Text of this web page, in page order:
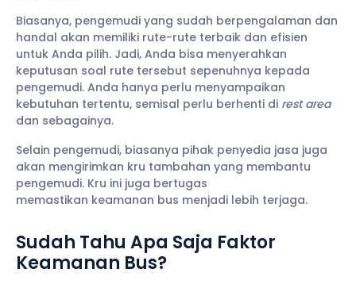
Biasanya, pengemudi yang sudah berpengalaman dan
handal akan memiliki rute-rute terbaik dan efisien
untuk Anda pilih. Jadi, Anda bisa menyerahkan
keputusan soal rute tersebut sepenuhnya kepada
pengemudi. Anda hanya perlu menyampaikan
kebutuhan tertentu, semisal perlu berhenti di rest area
dan sebagainya.
Selain pengemudi, biasanya pihak penyedia jasa juga
akan mengirimkan kru tambahan yang membantu
pengemudi. Kru ini juga bertugas
memastikan keamanan bus menjadi lebih terjaga.
Sudah Tahu Apa Saja Faktor
Keamanan Bus?